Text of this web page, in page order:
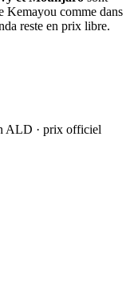
Kemayou comme dans
reste en prix libre.
ALD · prix officiel